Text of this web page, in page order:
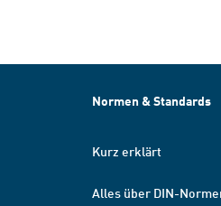
Normen & Standards
Kurz erklärt
Alles über DIN-